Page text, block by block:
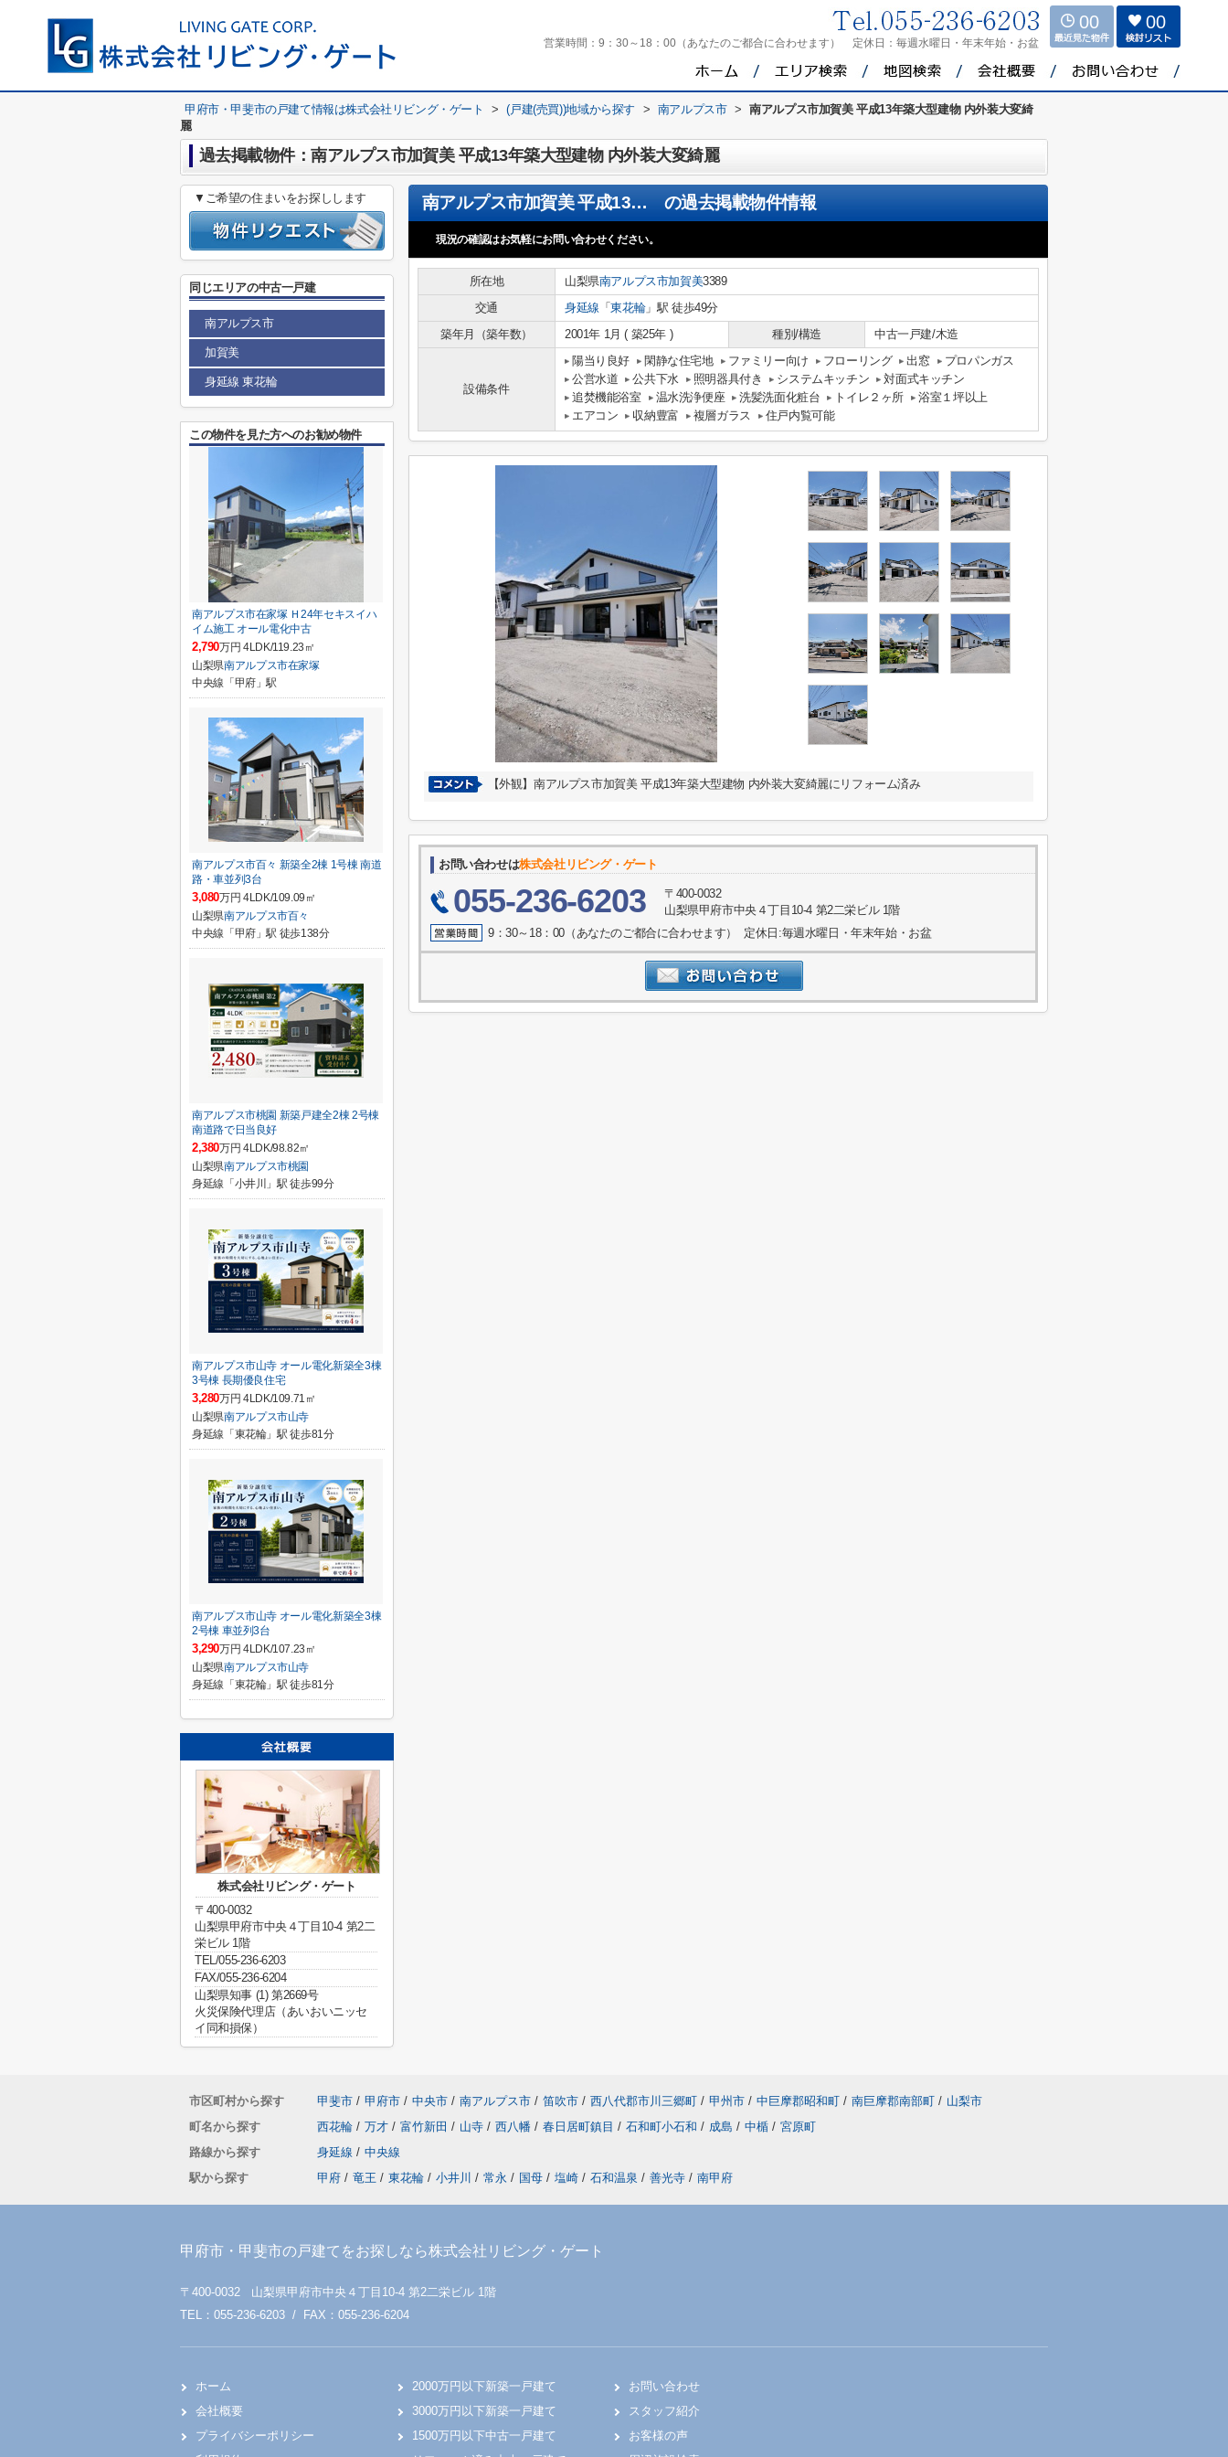
営業時間： 9：30～18：00（あなたのご都合に合わせます） 定休日： 毎週水曜日・年末年始・お盆
00 00
甲府市・甲斐市の戸建て情報は株式会社リビング・ゲート > (戸建(売買))地域から探す > 南アルプス市 >
南アルプス市加賀美 平成13年築大型建物 内外装大変綺
麗
過去掲載物件：南アルプス市加賀美 平成13年築大型建物 内外装大変綺麗
南アルプス市加賀美 平成13年築大型建物 内外装大変綺麗 の過去掲載物件情報
現況の確認はお気軽にお問い合わせください。
所在地 山梨県南アルプス市加賀美3389
交通
身延線 「東花輪」駅 徒歩49分
築年月（築年数）
2001年 1月 ( 築25年 ) 種別/構造 中古一戸建/木造
設備条件
陽当り良好 閑静な住宅地 ファミリー向け フローリング 出窓
プロパンガス
公営水道
公共下水 照明器具付き システムキッチン
対面式キッチン
追焚機能浴室
温水洗浄便座 洗髪洗面化粧台 トイレ２ヶ所
浴室１坪以上
エアコン
収納豊富 複層ガラス 住戸内覧可能
【外観】南アルプス市加賀美 平成13年築大型建物 内外装大変綺麗にリフォーム済み
お問い合わせは株式会社リビング・ゲート
055-236-6203
〒400-0032
山梨県甲府市中央４丁目10-4 第2二栄ビル 1階
9：30～18：00（あなたのご都合に合わせます） 定休日:毎週水曜日・年末年始・お盆
▼ご希望の住まいをお探しします
同じエリアの中古一戸建
南アルプス市
加賀美
身延線 東花輪
この物件を見た方へのお勧め物件
南アルプス市在家塚 Ｈ24年セキスイハ
イム施工 オール電化中古
2,790万円 4LDK/119.23㎡
山梨県南アルプス市在家塚
中央線「甲府」駅
南アルプス市百々 新築全2棟 1号棟 南道
路・車並列3台
3,080万円 4LDK/109.09㎡
山梨県南アルプス市百々
中央線「甲府」駅 徒歩138分
南アルプス市桃園 新築戸建全2棟 2号棟
南道路で日当良好
2,380万円 4LDK/98.82㎡
山梨県南アルプス市桃園
身延線「小井川」駅 徒歩99分
南アルプス市山寺 オール電化新築全3棟
3号棟 長期優良住宅
3,280万円 4LDK/109.71㎡
山梨県南アルプス市山寺
身延線「東花輪」駅 徒歩81分
南アルプス市山寺 オール電化新築全3棟
2号棟 車並列3台
3,290万円 4LDK/107.23㎡
山梨県南アルプス市山寺
身延線「東花輪」駅 徒歩81分
株式会社リビング・ゲート
〒400-0032
山梨県甲府市中央４丁目10-4 第2二
栄ビル 1階
TEL/055-236-6203
FAX/055-236-6204
山梨県知事 (1) 第2669号
火災保険代理店（あいおいニッセ
イ同和損保）
市区町村から探す 甲斐市 / 甲府市 / 中央市 / 南アルプス市 / 笛吹市 / 西八代郡市川三郷町 / 甲州市 / 中巨摩郡昭和町 / 南巨摩郡南部町 / 山梨市
町名から探す
西花輪 / 万才 / 富竹新田 / 山寺 / 西八幡 / 春日居町鎮目 / 石和町小石和 / 成島 / 中楯 / 宮原町
路線から探す
身延線 / 中央線
駅から探す
甲府 / 竜王 / 東花輪 / 小井川 / 常永 / 国母 / 塩崎 / 石和温泉 / 善光寺 / 南甲府
甲府市・甲斐市の戸建てをお探しなら株式会社リビング・ゲート
〒400-0032 山梨県甲府市中央４丁目10-4 第2二栄ビル 1階
TEL：055-236-6203 / FAX：055-236-6204
ホーム
会社概要
プライバシーポリシー
2000万円以下新築一戸建て
3000万円以下新築一戸建て
1500万円以下中古一戸建て
お問い合わせ
スタッフ紹介
お客様の声